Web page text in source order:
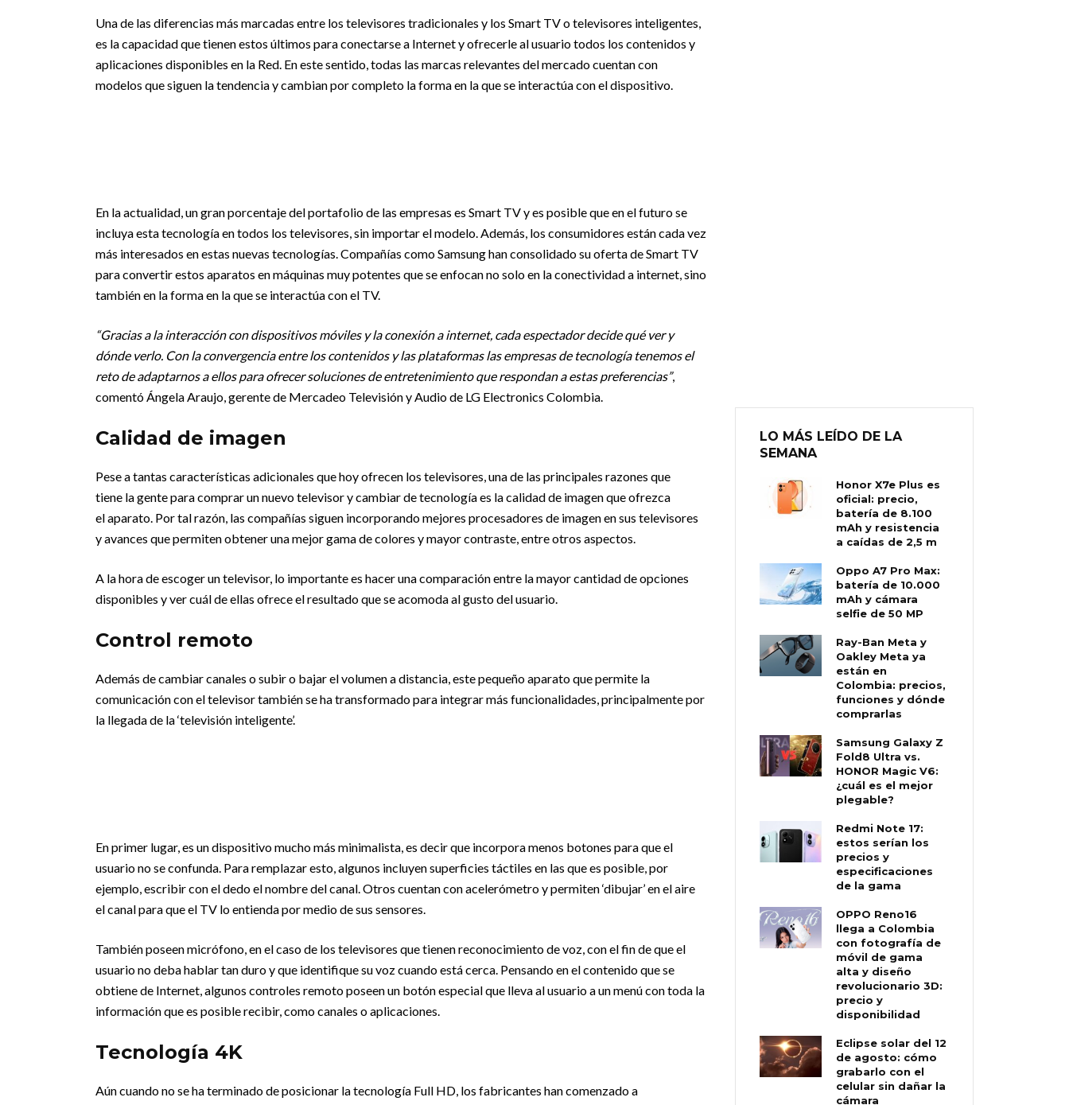
Una de las diferencias más marcadas entre los televisores tradicionales y los Smart TV o televisores inteligentes,
es la capacidad que tienen estos últimos para conectarse a Internet y ofrecerle al usuario todos los contenidos y
aplicaciones disponibles en la Red. En este sentido, todas las marcas relevantes del mercado cuentan con
modelos que siguen la tendencia y cambian por completo la forma en la que se interactúa con el dispositivo.
En la actualidad, un gran porcentaje del portafolio de las empresas es Smart TV y es posible que en el futuro se
incluya esta tecnología en todos los televisores, sin importar el modelo. Además, los consumidores están cada vez
más interesados en estas nuevas tecnologías. Compañías como Samsung han consolidado su oferta de Smart TV
para convertir estos aparatos en máquinas muy potentes que se enfocan no solo en la conectividad a internet, sino
también en la forma en la que se interactúa con el TV.
“Gracias a la interacción con dispositivos móviles y la conexión a internet, cada espectador decide qué ver y
dónde verlo. Con la convergencia entre los contenidos y las plataformas las empresas de tecnología tenemos el
reto de adaptarnos a ellos para ofrecer soluciones de entretenimiento que respondan a estas preferencias”,
comentó Ángela Araujo, gerente de Mercadeo Televisión y Audio de LG Electronics Colombia.
Calidad de imagen
Pese a tantas características adicionales que hoy ofrecen los televisores, una de las principales razones que
tiene la gente para comprar un nuevo televisor y cambiar de tecnología es la calidad de imagen que ofrezca
el aparato. Por tal razón, las compañías siguen incorporando mejores procesadores de imagen en sus televisores
y avances que permiten obtener una mejor gama de colores y mayor contraste, entre otros aspectos.
A la hora de escoger un televisor, lo importante es hacer una comparación entre la mayor cantidad de opciones
disponibles y ver cuál de ellas ofrece el resultado que se acomoda al gusto del usuario.
Control remoto
Además de cambiar canales o subir o bajar el volumen a distancia, este pequeño aparato que permite la
comunicación con el televisor también se ha transformado para integrar más funcionalidades, principalmente por
la llegada de la ‘televisión inteligente’.
En primer lugar, es un dispositivo mucho más minimalista, es decir que incorpora menos botones para que el
usuario no se confunda. Para remplazar esto, algunos incluyen superficies táctiles en las que es posible, por
ejemplo, escribir con el dedo el nombre del canal. Otros cuentan con acelerómetro y permiten ‘dibujar’ en el aire
el canal para que el TV lo entienda por medio de sus sensores.
También poseen micrófono, en el caso de los televisores que tienen reconocimiento de voz, con el fin de que el
usuario no deba hablar tan duro y que identifique su voz cuando está cerca. Pensando en el contenido que se
obtiene de Internet, algunos controles remoto poseen un botón especial que lleva al usuario a un menú con toda la
información que es posible recibir, como canales o aplicaciones.
Tecnología 4K
Aún cuando no se ha terminado de posicionar la tecnología Full HD, los fabricantes han comenzado a
LO MÁS LEÍDO DE LA
SEMANA
Honor X7e Plus es
oficial: precio,
batería de 8.100
mAh y resistencia
a caídas de 2,5 m
Oppo A7 Pro Max:
batería de 10.000
mAh y cámara
selfie de 50 MP
Ray-Ban Meta y
Oakley Meta ya
están en
Colombia: precios,
funciones y dónde
comprarlas
Samsung Galaxy Z
Fold8 Ultra vs.
HONOR Magic V6:
¿cuál es el mejor
plegable?
Redmi Note 17:
estos serían los
precios y
especificaciones
de la gama
OPPO Reno16
llega a Colombia
con fotografía de
móvil de gama
alta y diseño
revolucionario 3D:
precio y
disponibilidad
Eclipse solar del 12
de agosto: cómo
grabarlo con el
celular sin dañar la
cámara